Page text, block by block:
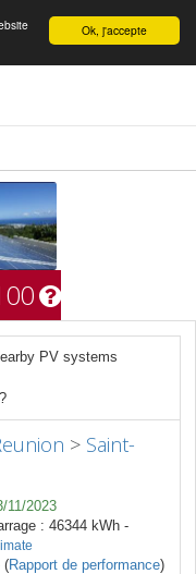
English Ok, j'accepte
PV systems
> Saint-
11/2023
: 46344 kWh -
(Rapport de performance)